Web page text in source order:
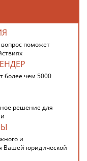
поможет
более чем 5000
решение для
и
Вашей юридической